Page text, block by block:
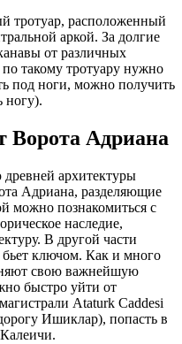
тротуар, расположенный
аркой. За долгие
от различных
такому тротуару нужно
под ноги, можно получить
ногу).
Ворота Адриана
архитектуры
Адриана, разделяющие
можно познакомиться с
наследие,
В другой части
бьет ключом. Как и много
свою важнейшую
быстро уйти от
Ataturk Caddesi
Ишиклар), попасть в